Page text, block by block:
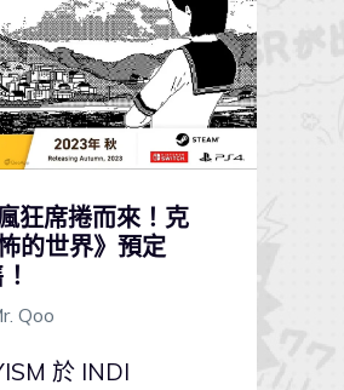
狂席捲而來！克
的世界》預定
Qoo
於 INDI